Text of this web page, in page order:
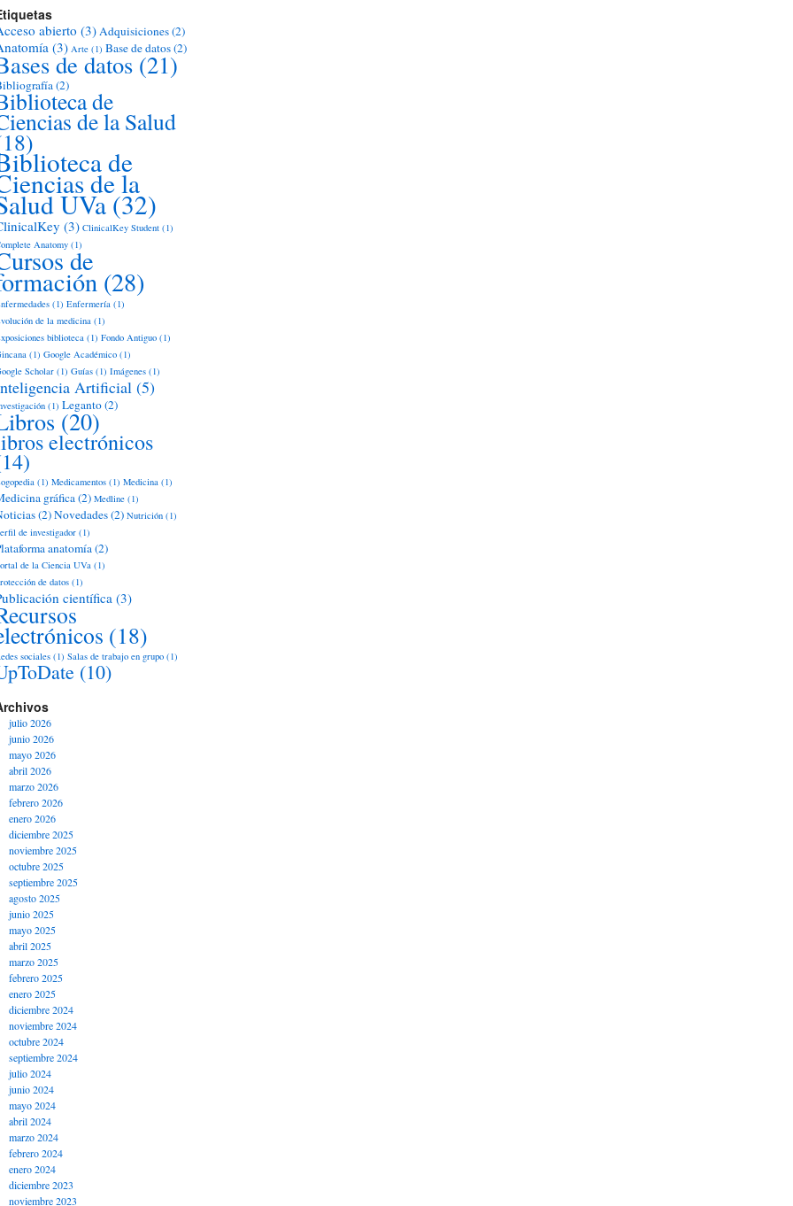
abierto(3)Adquisiciones(2)
(3) Arte (1) Base de datos(2)
de datos (21)
(2)
de
de la Salud
de
de la
UVa(32)
(3) ClinicalKey Student (1)
Anatomy (1)
de
(28)
(1) Enfermería (1)
de la medicina (1)
biblioteca (1) Fondo Antiguo (1)
(1) Google Académico (1)
Scholar (1) Guías (1) Imágenes (1)
Artificial (5)
(1) Leganto(2)
(20)
electrónicos
(1) Medicamentos (1) Medicina (1)
gráfica(2) Medline (1)
(2)Novedades(2) Nutrición (1)
de investigador (1)
anatomía(2)
de la Ciencia UVa (1)
de datos (1)
científica(3)
(18)
sociales (1) Salas de trabajo en grupo (1)
(10)
julio 2026
junio 2026
mayo 2026
abril 2026
marzo 2026
febrero 2026
enero 2026
diciembre 2025
noviembre 2025
octubre 2025
septiembre 2025
agosto 2025
junio 2025
mayo 2025
abril 2025
marzo 2025
febrero 2025
enero 2025
diciembre 2024
noviembre 2024
octubre 2024
septiembre 2024
julio 2024
junio 2024
mayo 2024
abril 2024
marzo 2024
febrero 2024
enero 2024
diciembre 2023
noviembre 2023